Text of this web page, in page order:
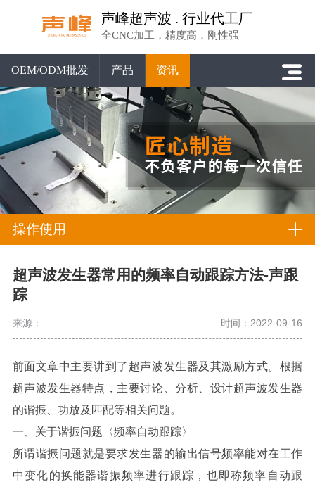
声峰超声波 . 行业代工厂
全CNC加工，精度高，刚性强
OEM/ODM批发 产品 资讯
操作使用
超声波发生器常用的频率自动跟踪方法-声跟
踪
来源： 时间：2022-09-16
前面文章中主要讲到了 超声波发生器及其激励方式。 根据
超声波发生器特点，主要讨论、分析、设计超声波发生器
的谐振、功放及匹配等相关问题。
一、关于谐振问题〈频率自动跟踪〉
所谓谐振问题就是要求发生器的输出信号频率能对在工作
中变化的换能器谐振频率进行跟踪，也即称频率自动跟